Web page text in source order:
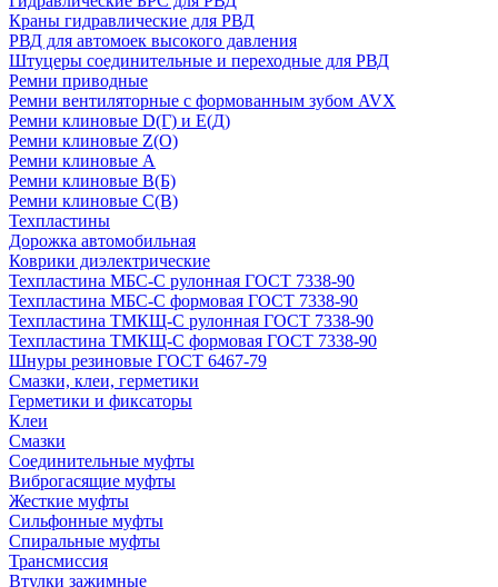
Краны гидравлические для РВД
РВД для автомоек высокого давления
Штуцеры соединительные и переходные для РВД
Ремни приводные
Ремни вентиляторные с формованным зубом AVX
Ремни клиновые D(Г) и Е(Д)
Ремни клиновые Z(О)
Ремни клиновые А
Ремни клиновые В(Б)
Ремни клиновые С(В)
Техпластины
Дорожка автомобильная
Коврики диэлектрические
Техпластина МБС-С рулонная ГОСТ 7338-90
Техпластина МБС-С формовая ГОСТ 7338-90
Техпластина ТМКЩ-С рулонная ГОСТ 7338-90
Техпластина ТМКЩ-С формовая ГОСТ 7338-90
Шнуры резиновые ГОСТ 6467-79
Смазки, клеи, герметики
Герметики и фиксаторы
Клеи
Смазки
Соединительные муфты
Виброгасящие муфты
Жесткие муфты
Сильфонные муфты
Спиральные муфты
Трансмиссия
Втулки зажимные